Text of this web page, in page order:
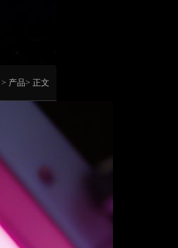
> 产品> 正文